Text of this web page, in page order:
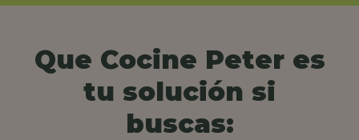
Que Cocine Peter es
tu solución si
buscas: